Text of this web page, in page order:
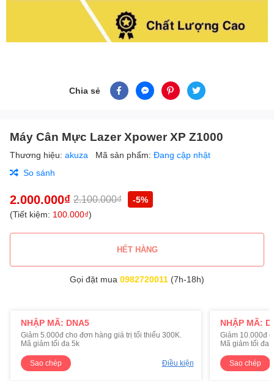
Chia sẻ
Máy Cân Mực Lazer Xpower XP Z1000
Thương hiệu: akuza Mã sản phẩm: Đang cập nhật
So sánh
2.000.000₫ 2.100.000₫
-5%
(Tiết kiệm: 100.000₫)
HẾT HÀNG
Gọi đặt mua 0982720011 (7h-18h)
NHẬP MÃ: DNA5
Giảm 5.000đ cho đơn hàng giá trị tối thiểu 300K.
Mã giảm tối đa 5k
Sao chép Điều kiện
NHẬP MÃ:
Giảm 10.000đ
Mã giảm tối đa
Sao chép